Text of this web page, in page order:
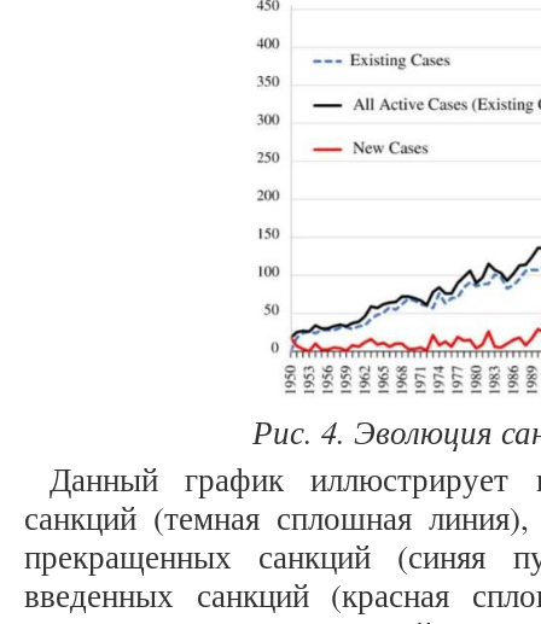
Рис. 4. Эволюция
Данный график иллюстрирует
санкций (темная сплошная
прекращенных санкций (синяя
введенных санкций (красная